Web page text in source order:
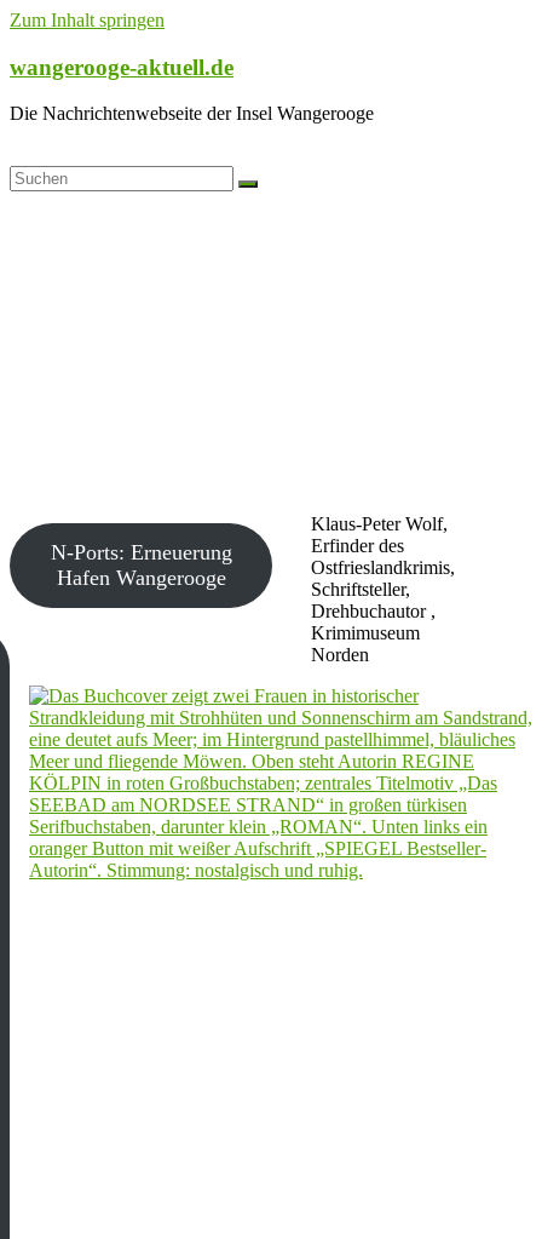
Zum Inhalt springen
wangerooge-aktuell.de
Die Nachrichtenwebseite der Insel Wangerooge
Klaus-Peter Wolf,
Erfinder des
Ostfrieslandkrimis,
Schriftsteller,
Drehbuchautor ,
Krimimuseum
Norden
N-Ports: Erneuerung
Hafen Wangerooge